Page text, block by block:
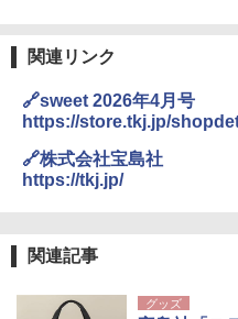
関連リンク
🔗sweet 2026年4月号
https://store.tkj.jp/
🔗株式会社宝島社
https://tkj.jp/
関連記事
グッズ